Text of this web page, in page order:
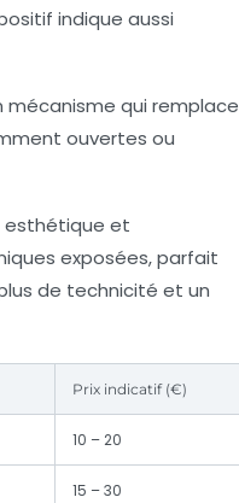
indique aussi
mécanisme qui remplace
ouvertes ou
esthétique et
exposées, parfait
de technicité et un
Prix indicatif (€)
10 – 20
15 – 30